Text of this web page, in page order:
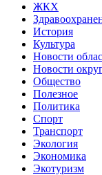
ЖКХ
История
Культура
Новости
Новости
Общество
Полезное
Политика
Спорт
Транспорт
Экология
Экономика
Экотуризм